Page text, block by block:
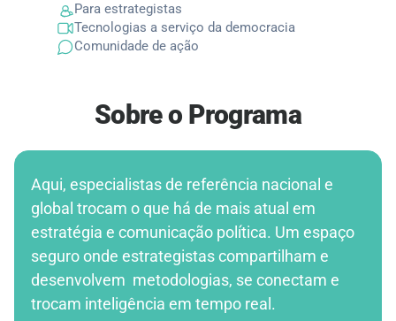
Para estrategistas
Tecnologias a serviço da democracia
Comunidade de ação
Sobre o Programa
Aqui, especialistas de referência nacional e
global trocam o que há de mais atual em
estratégia e comunicação política. Um espaço
seguro onde estrategistas compartilham e
desenvolvem metodologias, se conectam e
trocam inteligência em tempo real.